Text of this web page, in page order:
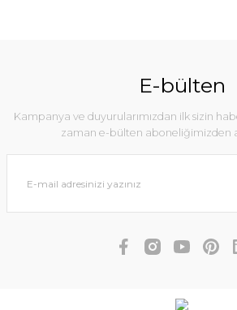
E-bülten
Kampanya ve duyurularımızdan ilk sizin
zaman e-bülten aboneliğimizden